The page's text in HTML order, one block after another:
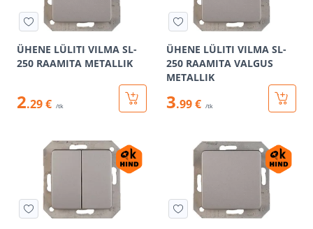
ÜHENE LÜLITI VILMA SL-
250 RAAMITA METALLIK
2.29 € /tk
ÜHENE LÜLITI VILMA SL-
250 RAAMITA VALGUS
METALLIK
3.99 € /tk